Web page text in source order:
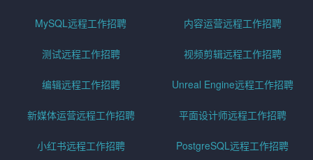
MySQL远程工作招聘 内容运营远程工作招聘
测试远程工作招聘 视频剪辑远程工作招聘
编辑远程工作招聘 Unreal Engine远程工作招聘
新媒体运营远程工作招聘 平面设计师远程工作招聘
小红书远程工作招聘 PostgreSQL远程工作招聘